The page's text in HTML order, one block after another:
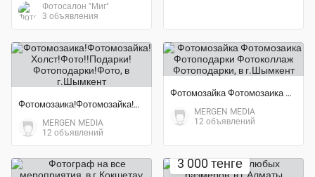
Фотосалон "Миг"
3 объявления
Фотомозаика!Фотомозайка!Холст!Фото!!Подарки!Фотоподарки!Фото
MERGEN MEDIA
12 объявлений
Фотомозайка Фотомозаика Фотоподарки Фотоколлаж Фотоподарки
MERGEN MEDIA
12 объявлений
3 000 тенге